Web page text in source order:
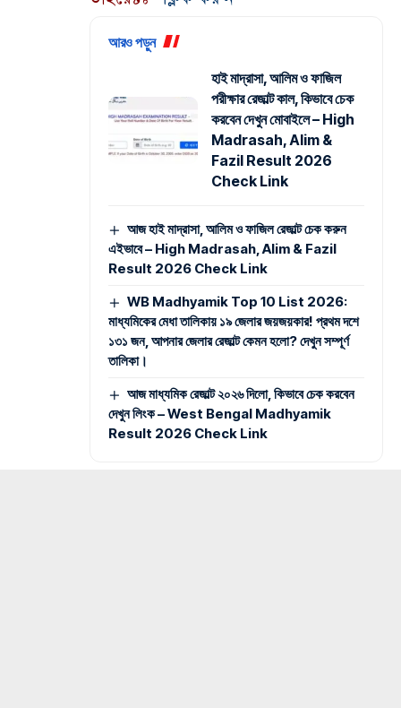
আরও পড়ুন
হাই মাদ্রাসা, আলিম ও ফাজিল
পরীক্ষার রেজাল্ট কাল, কিভাবে চেক
করবেন দেখুন মোবাইলে – High
Madrasah, Alim &
Fazil Result 2026
Check Link
আজ হাই মাদ্রাসা, আলিম ও ফাজিল রেজাল্ট চেক করুন
এইভাবে – High Madrasah, Alim & Fazil
Result 2026 Check Link
WB Madhyamik Top 10 List 2026:
মাধ্যমিকের মেধা তালিকায় ১৯ জেলার জয়জয়কার! প্রথম দশে
১৩১ জন, আপনার জেলার রেজাল্ট কেমন হলো? দেখুন সম্পূর্ণ
তালিকা।
আজ মাধ্যমিক রেজাল্ট ২০২৬ দিলো, কিভাবে চেক করবেন
দেখুন লিংক – West Bengal Madhyamik
Result 2026 Check Link